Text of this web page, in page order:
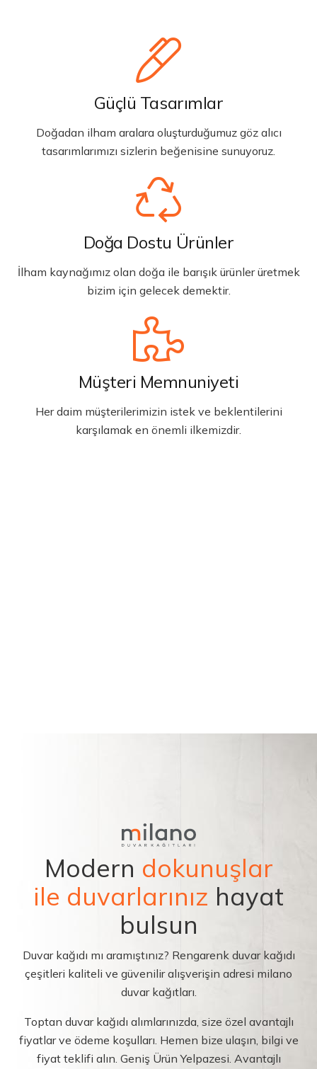
Güçlü Tasarımlar
Doğadan ilham aralara oluşturduğumuz göz alıcı
tasarımlarımızı sizlerin beğenisine sunuyoruz.
Doğa Dostu Ürünler
İlham kaynağımız olan doğa ile barışık ürünler üretmek
bizim için gelecek demektir.
Müşteri Memnuniyeti
Her daim müşterilerimizin istek ve beklentilerini
karşılamak en önemli ilkemizdir.
Modern dokunuşlar
ile duvarlarınız hayat
bulsun
Duvar kağıdı mı aramıştınız? Rengarenk duvar kağıdı
çeşitleri kaliteli ve güvenilir alışverişin adresi milano
duvar kağıtları.
Toptan duvar kağıdı alımlarınızda, size özel avantajlı
fiyatlar ve ödeme koşulları. Hemen bize ulaşın, bilgi ve
fiyat teklifi alın. Geniş Ürün Yelpazesi. Avantajlı